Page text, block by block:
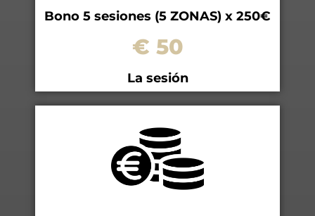
Bono 5 sesiones (5 ZONAS) x 250€
€ 50
La sesión